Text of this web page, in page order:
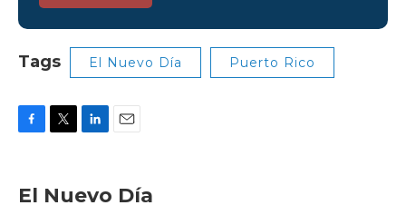
Tags El Nuevo Día Puerto Rico
e
b
t
t
k
e
El Nuevo Día